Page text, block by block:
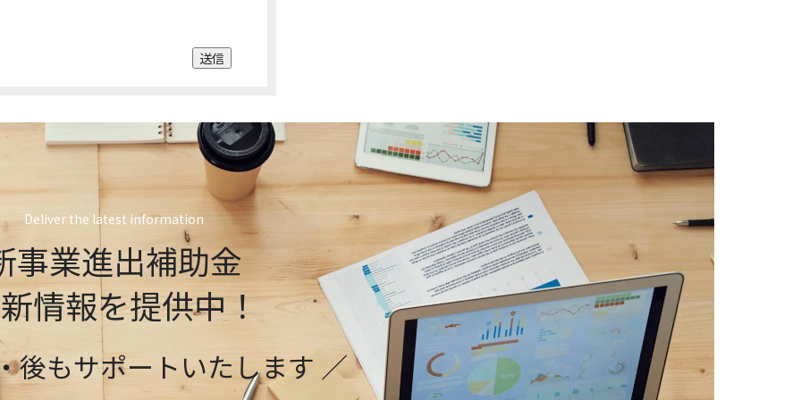
送信
Deliver the latest information
事業進出補助金
情報を提供中！
後もサポートいたします ／